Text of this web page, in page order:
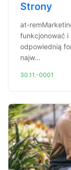
Strony
at-
funkcjonować i
odpowiednią
najw...
30.11.-0001